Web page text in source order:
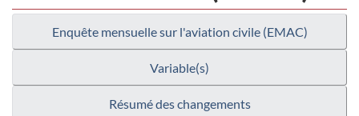
Enquête mensuelle sur l'aviation civile (EMAC)
Variable(s)
Résumé des changements